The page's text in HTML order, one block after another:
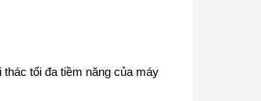
tối đa tiềm năng của máy